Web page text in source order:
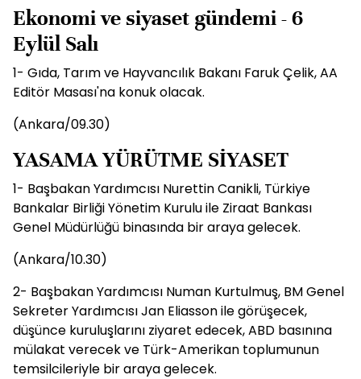
Ekonomi ve siyaset gündemi - 6
Eylül Salı
1- Gıda, Tarım ve Hayvancılık Bakanı Faruk Çelik, AA
Editör Masası'na konuk olacak.
(Ankara/09.30)
YASAMA YÜRÜTME SİYASET
1- Başbakan Yardımcısı Nurettin Canikli, Türkiye
Bankalar Birliği Yönetim Kurulu ile Ziraat Bankası
Genel Müdürlüğü binasında bir araya gelecek.
(Ankara/10.30)
2- Başbakan Yardımcısı Numan Kurtulmuş, BM Genel
Sekreter Yardımcısı Jan Eliasson ile görüşecek,
düşünce kuruluşlarını ziyaret edecek, ABD basınına
mülakat verecek ve Türk-Amerikan toplumunun
temsilcileriyle bir araya gelecek.